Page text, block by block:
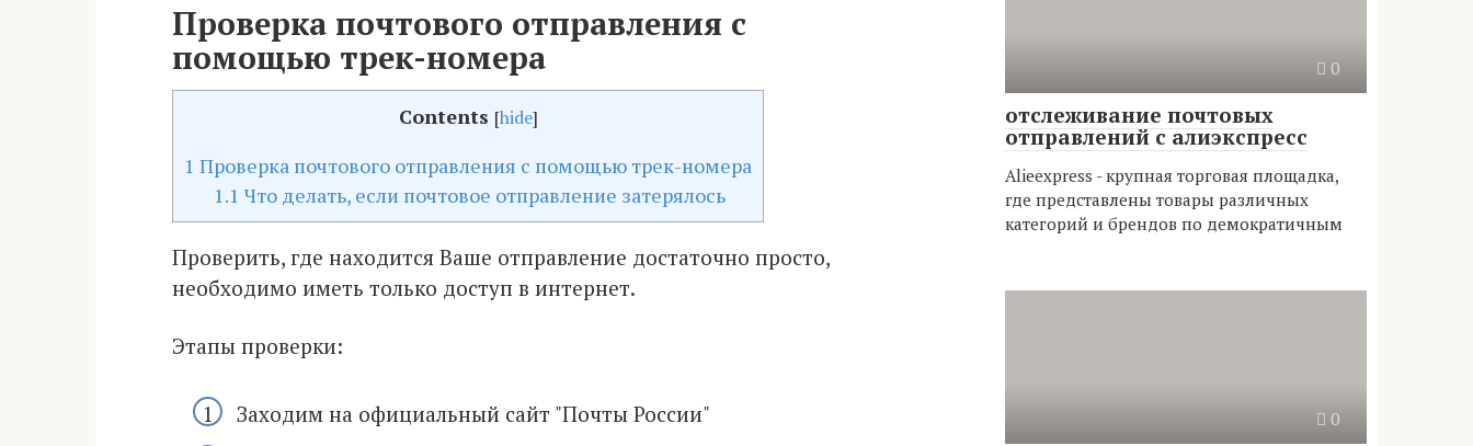
Проверка почтового отправления с
помощью трек-номера
Contents [hide]
1 Проверка почтового отправления с помощью трек-номера
1.1 Что делать, если почтовое отправление затерялось
Проверить, где находится Ваше отправление достаточно просто,
необходимо иметь только доступ в интернет.
Этапы проверки:
Заходим на официальный сайт "Почты России"
0
отслеживание почтовых
отправлений с алиэкспресс
Alieexpress - крупная торговая площадка,
где представлены товары различных
категорий и брендов по демократичным
0